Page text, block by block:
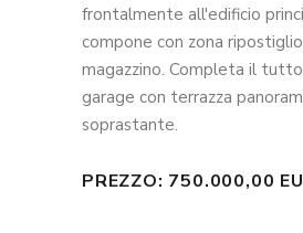
frontalmente all'edificio
compone con zona
magazzino. Completa il
garage con terrazza
soprastante.
PREZZO: 750.000,00